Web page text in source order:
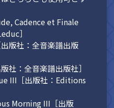
Cadence et Finale
］
版社：全音楽譜出版
社：全音楽譜出版社］
III［出版社：Editions
Morning III［出版